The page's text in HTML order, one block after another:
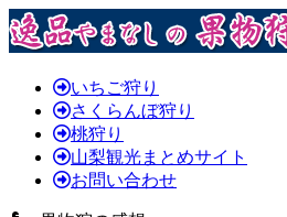
いちご狩り
さくらんぼ狩り
桃狩り
山梨観光まとめサイト
お問い合わせ